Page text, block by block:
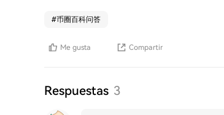
#币圈百科问答
Me gusta Compartir
Respuestas 3